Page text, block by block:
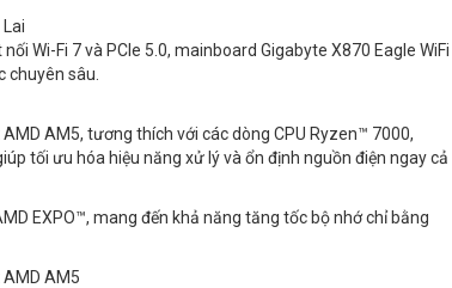
Wi-Fi 7 và PCIe 5.0, mainboard Gigabyte X870 Eagle WiFi
sâu.
AM5, tương thích với các dòng CPU Ryzen™ 7000,
tối ưu hóa hiệu năng xử lý và ổn định nguồn điện ngay cả
EXPO™, mang đến khả năng tăng tốc bộ nhớ chỉ bằng
AM5